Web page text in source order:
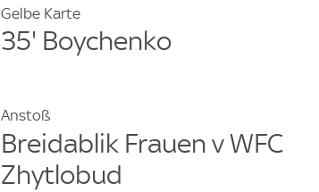
Gelbe Karte
35' Boychenko
Anstoß
Breidablik Frauen v WFC
Zhytlobud